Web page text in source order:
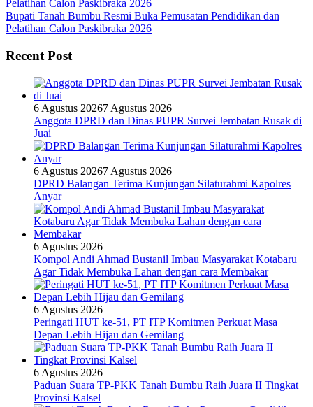
Bupati Tanah Bumbu Resmi Buka Pemusatan Pendidikan dan
Pelatihan Calon Paskibraka 2026
Recent Post
6 Agustus 20267 Agustus 2026
Anggota DPRD dan Dinas PUPR Survei Jembatan Rusak di
Juai
6 Agustus 20267 Agustus 2026
DPRD Balangan Terima Kunjungan Silaturahmi Kapolres
Anyar
6 Agustus 2026
Kompol Andi Ahmad Bustanil Imbau Masyarakat Kotabaru
Agar Tidak Membuka Lahan dengan cara Membakar
6 Agustus 2026
Peringati HUT ke-51, PT ITP Komitmen Perkuat Masa
Depan Lebih Hijau dan Gemilang
6 Agustus 2026
Paduan Suara TP-PKK Tanah Bumbu Raih Juara II Tingkat
Provinsi Kalsel